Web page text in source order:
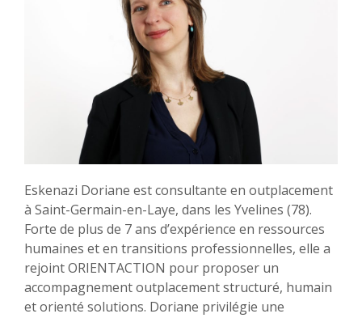
Eskenazi Doriane est consultante en outplacement
à Saint-Germain-en-Laye, dans les Yvelines (78).
Forte de plus de 7 ans d’expérience en ressources
humaines et en transitions professionnelles, elle a
rejoint ORIENTACTION pour proposer un
accompagnement outplacement structuré, humain
et orienté solutions. Doriane privilégie une